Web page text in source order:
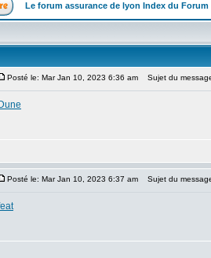
Le forum assurance de lyon Index du Forum
Posté le: Mar Jan 10, 2023 6:36 am Sujet du
Dune
Posté le: Mar Jan 10, 2023 6:37 am Sujet du